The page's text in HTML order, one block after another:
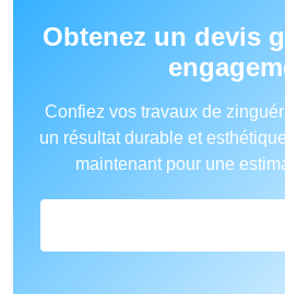
Obtenez un devis
Confiez vos travaux de
un résultat durable et
maintenant pour une